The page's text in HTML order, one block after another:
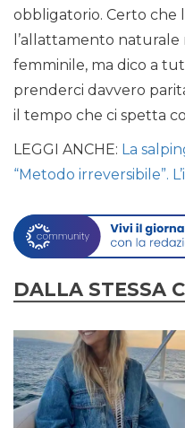
obbligatorio. Certo che
l’allattamento
femminile, ma dico a
prenderci davvero
il tempo che ci spetta
LEGGI ANCHE: La
“Metodo irreversibile”.
DALLA STESSA